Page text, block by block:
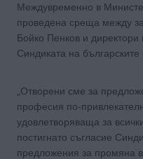
Междувременно в
проведена среща между
Бойко Пенков и
Синдиката на
„Отворени сме за
професия по-
удовлетворяваща за
постигнато съгласие
предложения за промяна